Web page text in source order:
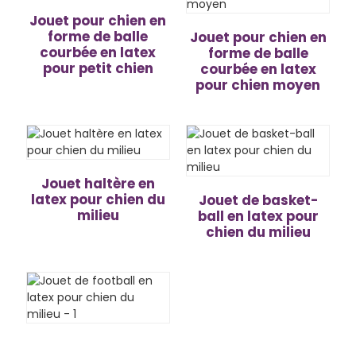
Jouet pour chien en
forme de balle
courbée en latex
pour petit chien
Jouet pour chien en
forme de balle
courbée en latex
pour chien moyen
Jouet haltère en
latex pour chien du
milieu
Jouet de basket-
ball en latex pour
chien du milieu